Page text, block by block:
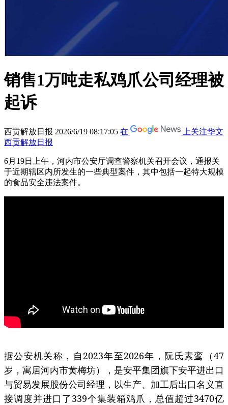
销售1万吨走私鸡爪公司经理被
起诉
西贡解放日报 2026/6/19 08:17:05 在
上关注华文
西贡解放日报
6月19日上午，河内市公安厅调查警察机关召开会议，通报关
于近期辖区内所发生的一些典型案件，其中包括一起特大规模
的食品安全违法案件。
据公安机关称，自2023年至2026年，阮氏素鸾（47
岁，寓居河内市黄梅坊），是安平集团旗下安平进出口
与贸易发展股份公司经理，以生产、加工后出口名义直
接调度并进口了339个集装箱鸡爪，总值超过3470亿